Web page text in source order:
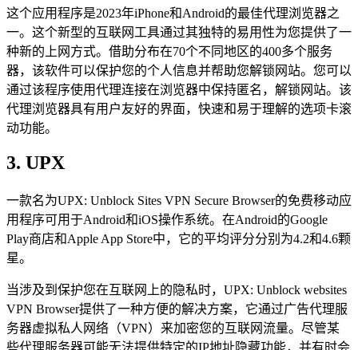
这个应用程序是2023年iPhone和Android的最佳代理浏览器之
一。这个新型的互联网工具通过其独特的易用性为您提供了一
种新的上网方式。借助分布在70个不同地区的400多个服务
器，该软件可以保护您的个人信息并帮助您解锁网站。您可以
通过该程序使用代理连接在浏览器中保持匿名，解锁网站。该
代理浏览器具有用户友好的界面，快速和易于理解的选项卡滚
动功能。
3. UPX
一款名为UPX: Unblock Sites VPN Secure Browser的免费移动应
用程序可用于Android和iOS操作系统。在Android的Google
Play商店和Apple App Store中，它的平均评分分别为4.2和4.6颗
星。
当涉及到保护您在互联网上的隐私时，UPX: Unblock websites
VPN Browser提供了一种方便的解决方案，它通过广告代理服
务器虚拟私人网络（VPN）来加密您的互联网流量。尽管某
些代理服务器可能无法提供特定的IP地址隐藏功能，并有时会